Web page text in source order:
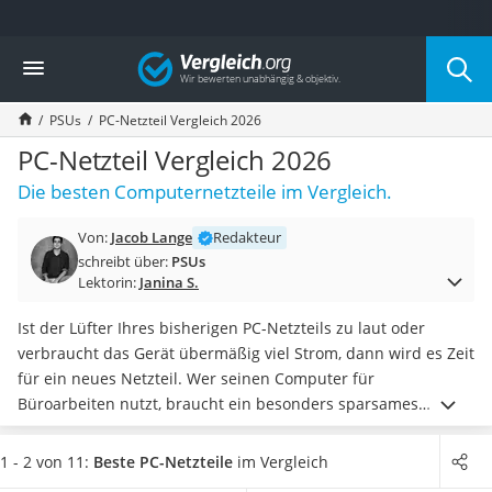
Die beliebtesten Vergleiche nach Kategorie
Elektronik
Powerstation
Monitor 32 Zoll 4K
Fernseher
Drucker
Desktop-PC
Diascanner
Laser-Multifunktionsdrucker
Powerstation mit Solarpanel
Gaming-PC
Soundbar
17-Zoll-Laptop
Satellitenschüssel
Gaming-Headset
Vergleich
PSUs PC-Netzteil Vergleich 2026
PC-Netzteil Vergleich 2026
Die besten Computernetzteile im Vergleich.
Von: Jacob Lange
Redakteur
schreibt über: PSUs
Lektorin: Janina S.
Ist der Lüfter Ihres bisherigen PC-Netzteils zu laut oder
verbraucht das Gerät übermäßig viel Strom, dann wird es Zeit
für ein neues Netzteil. Wer seinen Computer für
Büroarbeiten nutzt, braucht ein besonders sparsames
Modell. In unserer Tabelle finden SiePC-Netzteile, die die
Energie bis zu 90 % effizient umsetzen. Steht das Gerät
1 - 2 von 11: Beste PC-Netzteile im Vergleich